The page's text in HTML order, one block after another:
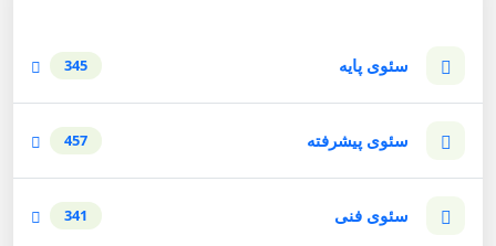
سئوی پایه 345
سئوی پیشرفته 457
سئوی فنی 341